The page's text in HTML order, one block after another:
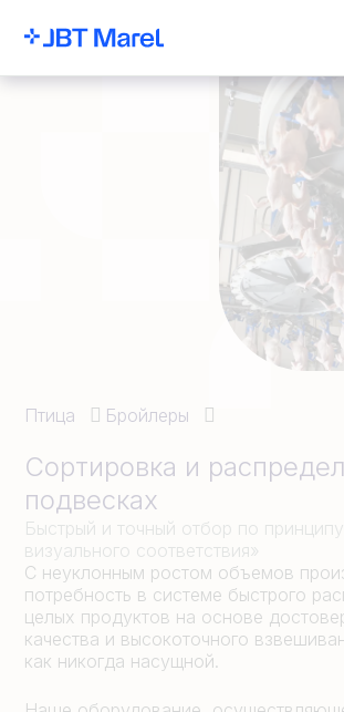
Птица Бройлеры
Сортировка и
подвесках
Быстрый и точный отбор по
визуального соответствия»
С неуклонным ростом объемов
потребность в системе быстрого
целых продуктов на основе
качества и высокоточного
как никогда насущной.